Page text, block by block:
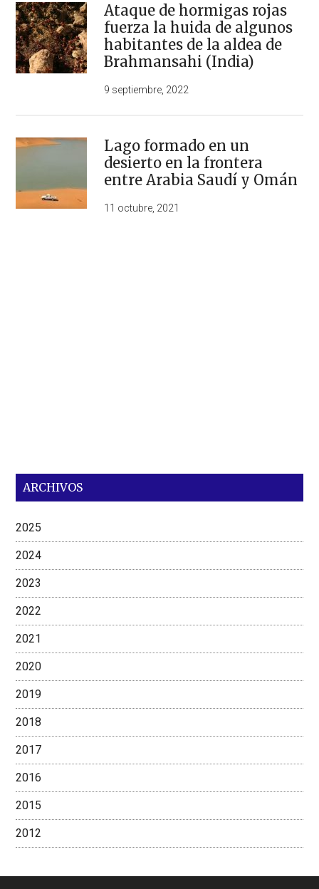
Ataque de hormigas rojas
fuerza la huida de algunos
habitantes de la aldea de
Brahmansahi (India)
9 septiembre, 2022
Lago formado en un
desierto en la frontera
entre Arabia Saudí y Omán
11 octubre, 2021
ARCHIVOS
2025
2024
2023
2022
2021
2020
2019
2018
2017
2016
2015
2012